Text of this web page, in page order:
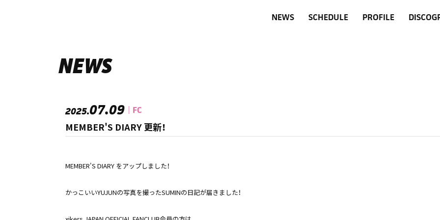
NEWS SCHEDULE PROFILE
NEWS
2025.07.09 FC
MEMBER'S DIARY 更新！
MEMBER'S DIARY をアップしました！
かっこいいYUJUNの写真を撮ったSUMINの日記が届きました！